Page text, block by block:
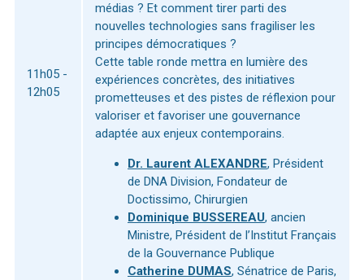
11h05 -
12h05
médias ? Et comment tirer parti des
nouvelles technologies sans fragiliser les
principes démocratiques ?
Cette table ronde mettra en lumière des
expériences concrètes, des initiatives
prometteuses et des pistes de réflexion pour
valoriser et favoriser une gouvernance
adaptée aux enjeux contemporains.
Dr. Laurent ALEXANDRE, Président
de DNA Division, Fondateur de
Doctissimo, Chirurgien
Dominique BUSSEREAU, ancien
Ministre, Président de l’Institut Français
de la Gouvernance Publique
Catherine DUMAS, Sénatrice de Paris,